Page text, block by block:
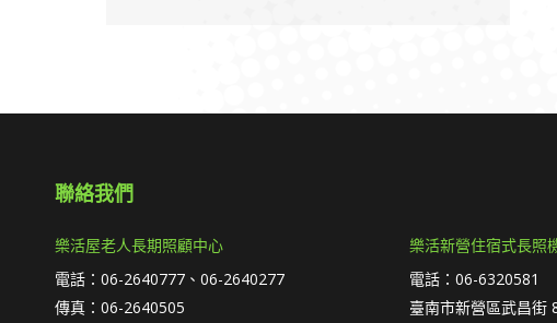
聯絡我們
樂活屋老人長期照顧中心
電話：06-2640777、06-2640277
傳真：06-2640505
樂活新營住宿式長照
電話：06-6320581
臺南市新營區武昌街